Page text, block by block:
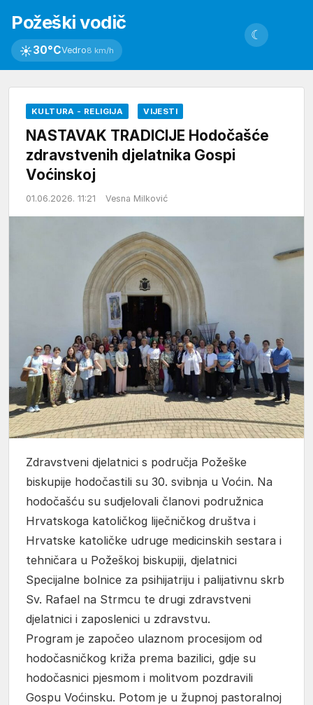
Požeški vodič
☀30°CVedro8 km/h
☾
KULTURA - RELIGIJA VIJESTI
NASTAVAK TRADICIJE Hodočašće
zdravstvenih djelatnika Gospi
Voćinskoj
01.06.2026. 11:21 Vesna Milković
Zdravstveni djelatnici s područja Požeške
biskupije hodočastili su 30. svibnja u Voćin. Na
hodočašću su sudjelovali članovi podružnica
Hrvatskoga katoličkog liječničkog društva i
Hrvatske katoličke udruge medicinskih sestara i
tehničara u Požeškoj biskupiji, djelatnici
Specijalne bolnice za psihijatriju i palijativnu skrb
Sv. Rafael na Strmcu te drugi zdravstveni
djelatnici i zaposlenici u zdravstvu.
Program je započeo ulaznom procesijom od
hodočasničkog križa prema bazilici, gdje su
hodočasnici pjesmom i molitvom pozdravili
Gospu Voćinsku. Potom je u župnoj pastoralnoj